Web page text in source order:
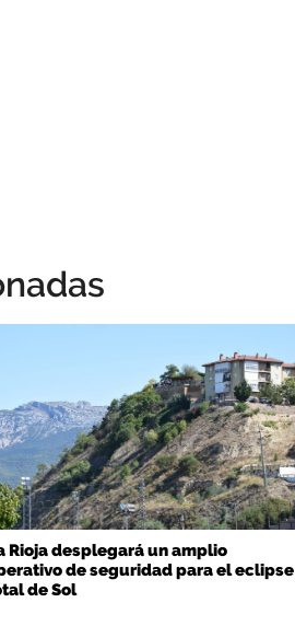
Rioja desplegará un amplio
de seguridad para el eclipse
de Sol